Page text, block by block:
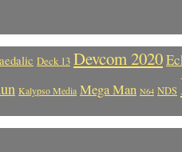
Deck 13 Devcom 2020
Kalypso Media Mega Man N64 NDS